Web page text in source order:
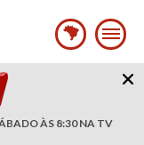
ÀS 8:30 NA TV